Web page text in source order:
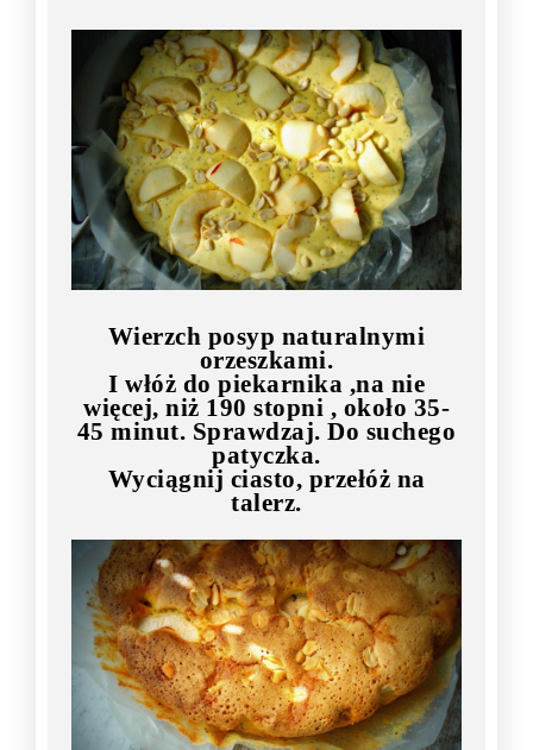
Wierzch posyp naturalnymi
orzeszkami.
I włóż do piekarnika ,na nie
więcej, niż 190 stopni , około 35-
45 minut. Sprawdzaj. Do suchego
patyczka.
Wyciągnij ciasto, przełóż na
talerz.